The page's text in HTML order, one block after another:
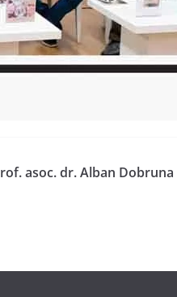
asoc. dr. Alban Dobruna